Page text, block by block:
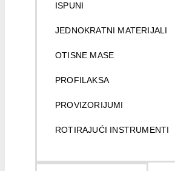
ISPUNI
JEDNOKRATNI MATERIJALI
OTISNE MASE
PROFILAKSA
PROVIZORIJUMI
ROTIRAJUĆI INSTRUMENTI